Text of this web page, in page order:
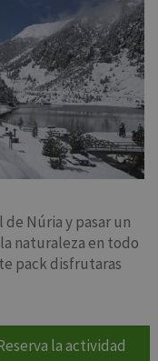
Núria y pasar un
naturaleza en todo
pack disfrutaras
la actividad